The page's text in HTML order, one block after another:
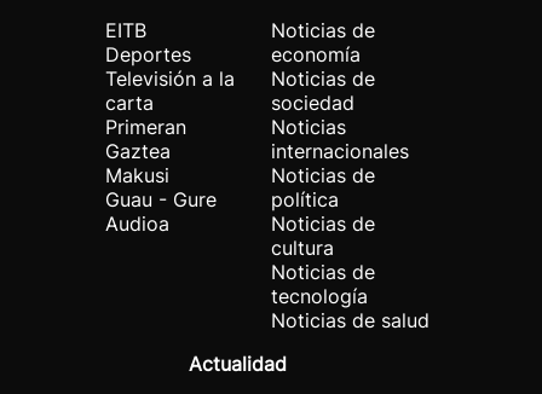
EITB
Deportes
Televisión a la
carta
Primeran
Gaztea
Makusi
Guau - Gure
Audioa
Noticias de
economía
Noticias de
sociedad
Noticias
internacionales
Noticias de
política
Noticias de
cultura
Noticias de
tecnología
Noticias de salud
Actualidad